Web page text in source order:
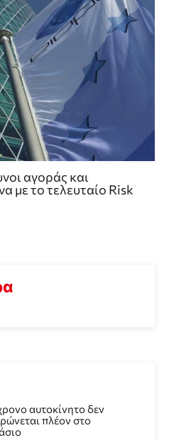
αγοράς και
με το τελευταίο Risk
αυτοκίνητο δεν
πλέον στο